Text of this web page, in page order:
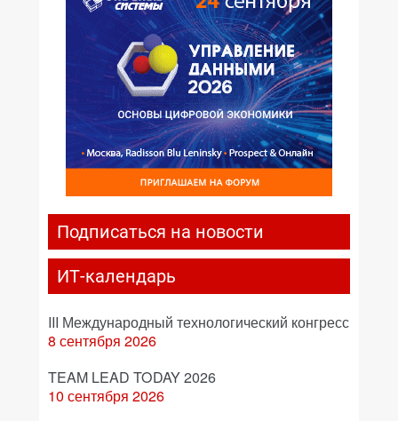
Подписаться на новости
ИТ-календарь
III Международный технологический конгресс
8 сентября 2026
TEAM LEAD TODAY 2026
10 сентября 2026